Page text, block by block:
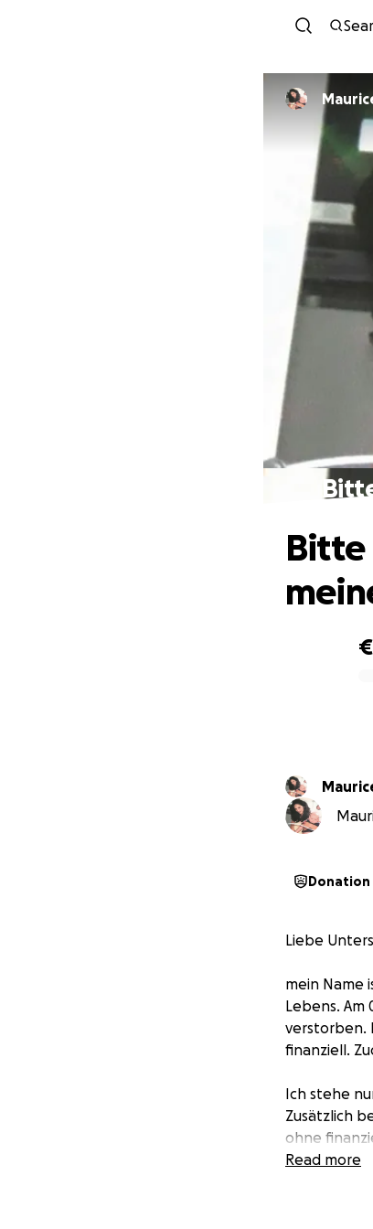
Bitte
Liebe
mein Name
Lebens.
verstorben.
finanziell.
Ich stehe
Zusätzlich
ohne
machen, da
Read more